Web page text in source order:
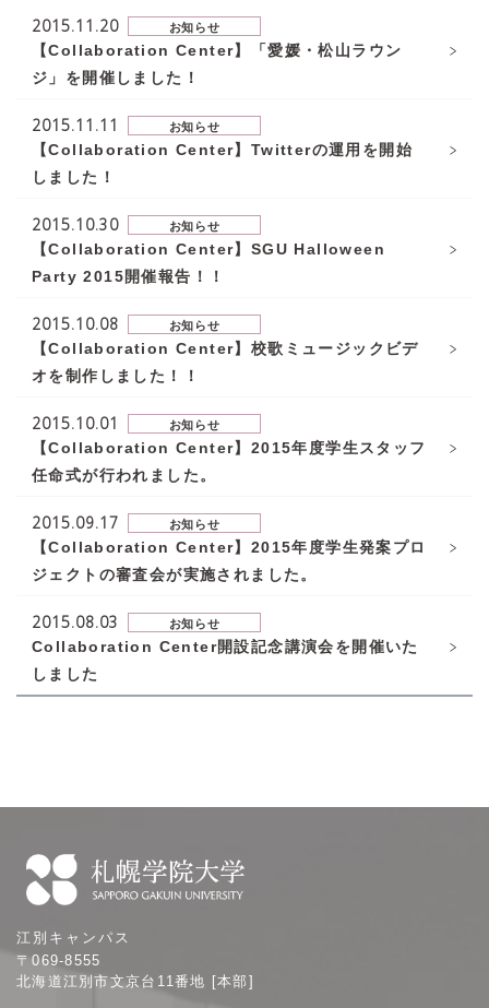
2015.11.20 お知らせ
【Collaboration Center】「愛媛・松山ラウン
ジ」を開催しました！
2015.11.11 お知らせ
【Collaboration Center】Twitterの運用を開始
しました！
2015.10.30 お知らせ
【Collaboration Center】SGU Halloween
Party 2015開催報告！！
2015.10.08 お知らせ
【Collaboration Center】校歌ミュージックビデ
オを制作しました！！
2015.10.01 お知らせ
【Collaboration Center】2015年度学生スタッフ
任命式が行われました。
2015.09.17 お知らせ
【Collaboration Center】2015年度学生発案プロ
ジェクトの審査会が実施されました。
2015.08.03 お知らせ
Collaboration Center開設記念講演会を開催いた
しました
幌
学
江別キャンパス
〒069-8555
北海道江別市文京台11番地 [本部]